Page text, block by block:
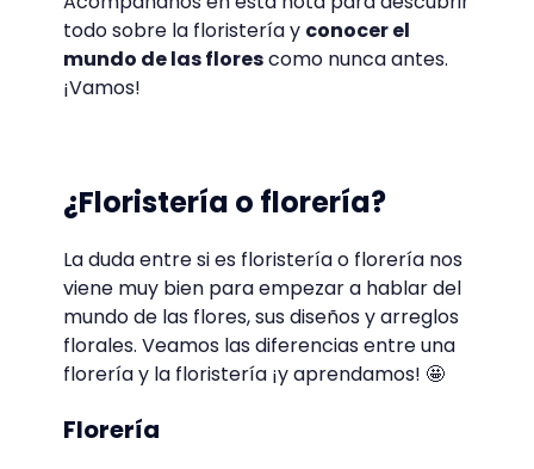
todo sobre la floristería y conocer el
mundo de las florescomo nunca antes.
¡Vamos!
¿Floristería o florería?
La duda entre si es floristería o florería nos
viene muy bien para empezar a hablar del
mundo de las flores, sus diseños y arreglos
florales. Veamos las diferencias entre una
florería y la floristería ¡y aprendamos! 🤩
Florería